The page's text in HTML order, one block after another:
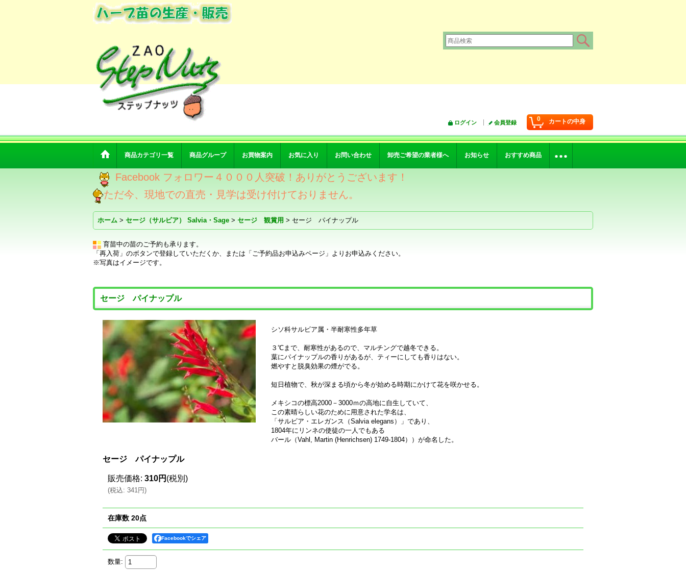
0 カートの中身
ログイン 会員登録
商品カテゴリ一覧 商品グループ お買物案内 お気に入り お問い合わせ 卸売ご希望の業者様へ お知らせ おすすめ商品
Facebook フォロワー４０００人突破！ありがとうございます！
ただ今、現地での直売・見学は受け付けておりません。
ホーム > セージ（サルビア） Salvia・Sage > セージ 観賞用 > セージ パイナップル
育苗中の苗のご予約も承ります。
「再入荷」のボタンで登録していただくか、または「ご予約品お申込みページ」よりお申込みください。
※写真はイメージです。
セージ パイナップル
シソ科サルビア属・半耐寒性多年草
３℃まで、耐寒性があるので、マルチングで越冬できる。
葉にパイナップルの香りがあるが、ティーにしても香りはない。
燃やすと脱臭効果の煙がでる。
短日植物で、秋が深まる頃から冬が始める時期にかけて花を咲かせる。
メキシコの標高2000－3000ｍの高地に自生していて、
この素晴らしい花のために用意された学名は、
「サルビア・エレガンス（Salvia elegans）」であり、
1804年にリンネの使徒の一人でもある
バール（Vahl, Martin (Henrichsen) 1749-1804））が命名した。
セージ パイナップル
販売価格: 310円 (税別)
(税込: 341円)
在庫数 20点
Facebookでシェア
数量: